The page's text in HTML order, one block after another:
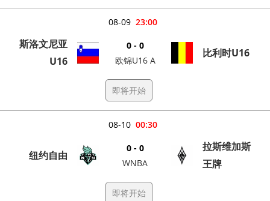
23:00
08-09
斯洛文尼亚
U16
0 - 0
欧锦U16 A
比利时U16
即将开始
00:30
08-10
纽约自由
0 - 0
WNBA
拉斯维加斯
王牌
即将开始